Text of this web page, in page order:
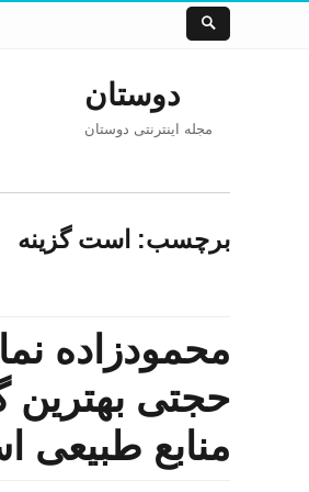
دوستان
مجله اینترنتی دوستان
برچسب: است گزینه
محمودزاده
حجتی بهترین
منابع طبیعی